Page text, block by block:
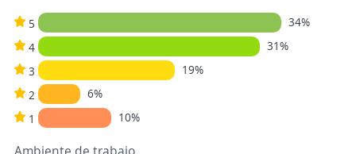
5
34%
4
31%
3
19%
2
6%
1
10%